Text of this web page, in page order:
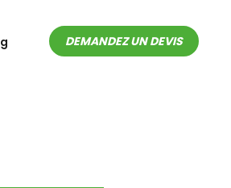
DEMANDEZ UN DEVIS